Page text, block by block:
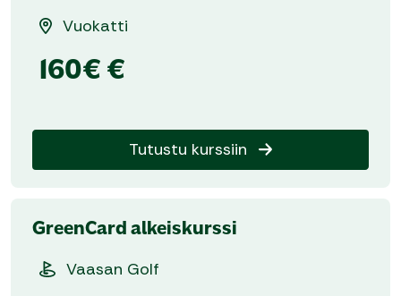
Vuokatti
160€ €
Tutustu kurssiin
GreenCard alkeiskurssi
Vaasan Golf